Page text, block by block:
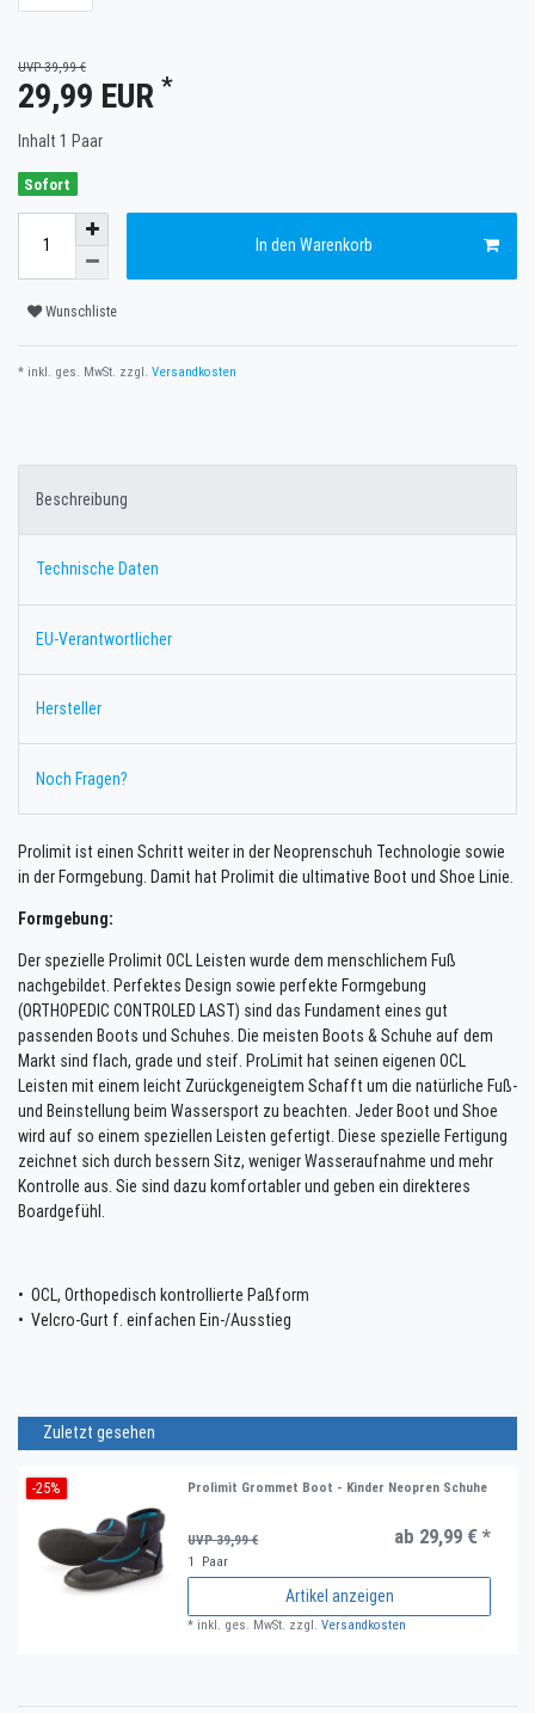
UVP 39,99 €
29,99 EUR *
Inhalt 1 Paar
Sofort
In den Warenkorb
Wunschliste
* inkl. ges. MwSt. zzgl. Versandkosten
Beschreibung
Technische Daten
EU-Verantwortlicher
Hersteller
Noch Fragen?
Prolimit ist einen Schritt weiter in der Neoprenschuh Technologie sowie
in der Formgebung. Damit hat Prolimit die ultimative Boot und Shoe Linie.
Formgebung:
Der spezielle Prolimit OCL Leisten wurde dem menschlichem Fuß
nachgebildet. Perfektes Design sowie perfekte Formgebung
(ORTHOPEDIC CONTROLED LAST) sind das Fundament eines gut
passenden Boots und Schuhes. Die meisten Boots & Schuhe auf dem
Markt sind flach, grade und steif. ProLimit hat seinen eigenen OCL
Leisten mit einem leicht Zurückgeneigtem Schafft um die natürliche Fuß-
und Beinstellung beim Wassersport zu beachten. Jeder Boot und Shoe
wird auf so einem speziellen Leisten gefertigt. Diese spezielle Fertigung
zeichnet sich durch bessern Sitz, weniger Wasseraufnahme und mehr
Kontrolle aus. Sie sind dazu komfortabler und geben ein direkteres
Boardgefühl.
• OCL, Orthopedisch kontrollierte Paßform
• Velcro-Gurt f. einfachen Ein-/Ausstieg
Zuletzt gesehen
-25% Prolimit Grommet Boot - Kinder Neopren Schuhe
UVP 39,99 € ab 29,99 € *
1 Paar
Artikel anzeigen
* inkl. ges. MwSt. zzgl.Versandkosten